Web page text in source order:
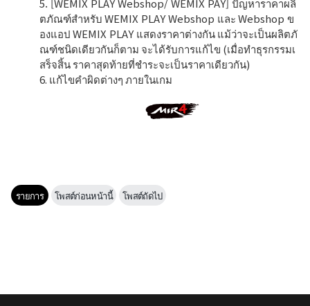
5. [WEMIX PLAY Webshop/ WEMIX PAY] ปัญหาราคาผลิ
ตภัณฑ์สำหรับ WEMIX PLAY Webshop และ Webshop ข
องแอป WEMIX PLAY แสดงราคาต่างกัน แม้ว่าจะเป็นผลิตภั
ณฑ์ชนิดเดียวกันก็ตาม จะได้รับการแก้ไข (เมื่อทำธุรกรรมเ
สร็จสิ้น ราคาสุดท้ายที่ชำระจะเป็นราคาเดียวกัน)
6. แก้ไขคำผิดต่างๆ ภายในเกม
รายการ โพสต์ก่อนหน้านี้ โพสต์ถัดไป